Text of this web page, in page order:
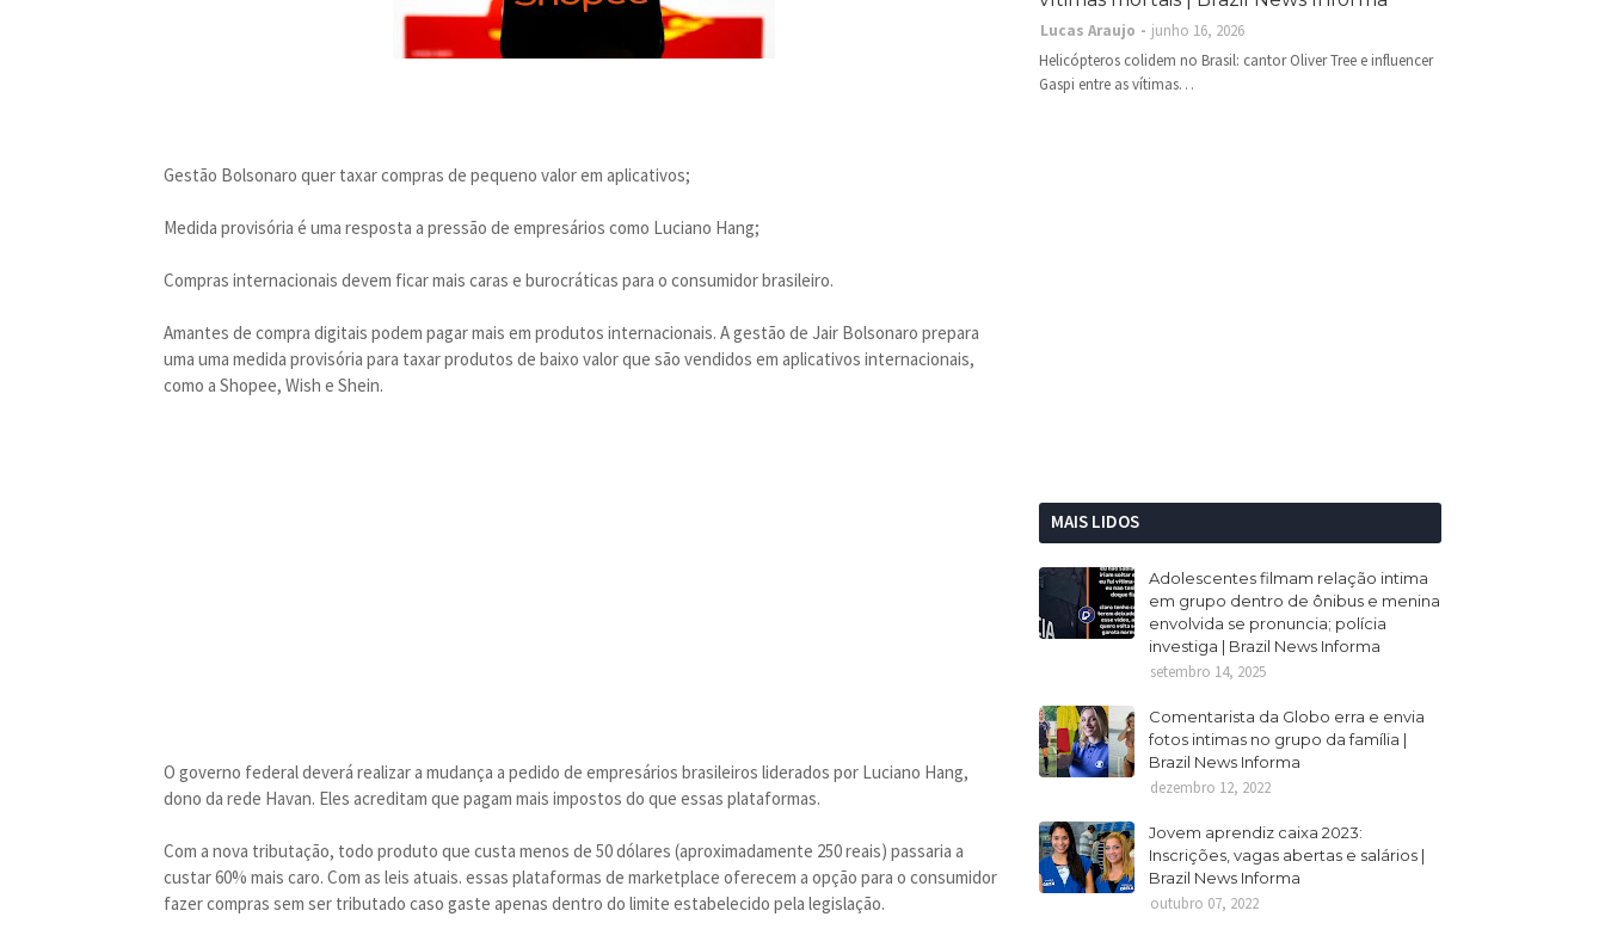
Gestão Bolsonaro quer taxar compras de pequeno valor em aplicativos;
Medida provisória é uma resposta a pressão de empresários como Luciano Hang;
Compras internacionais devem ficar mais caras e burocráticas para o consumidor brasileiro.
Amantes de compra digitais podem pagar mais em produtos internacionais. A gestão de Jair Bolsonaro prepara
uma uma medida provisória para taxar produtos de baixo valor que são vendidos em aplicativos internacionais,
como a Shopee, Wish e Shein.
O governo federal deverá realizar a mudança a pedido de empresários brasileiros liderados por Luciano Hang,
dono da rede Havan. Eles acreditam que pagam mais impostos do que essas plataformas.
Com a nova tributação, todo produto que custa menos de 50 dólares (aproximadamente 250 reais) passaria a
custar 60% mais caro. Com as leis atuais. essas plataformas de marketplace oferecem a opção para o consumidor
fazer compras sem ser tributado caso gaste apenas dentro do limite estabelecido pela legislação.
Lucas Araujo
junho 16, 2026
Helicópteros colidem no Brasil: cantor Oliver Tree e influencer
Gaspi entre as vítimas…
MAIS LIDOS
Adolescentes filmam relação intima
em grupo dentro de ônibus e menina
envolvida se pronuncia; polícia
investiga | Brazil News Informa
setembro 14, 2025
Comentarista da Globo erra e envia
fotos intimas no grupo da família |
Brazil News Informa
dezembro 12, 2022
Jovem aprendiz caixa 2023:
Inscrições, vagas abertas e salários |
Brazil News Informa
outubro 07, 2022